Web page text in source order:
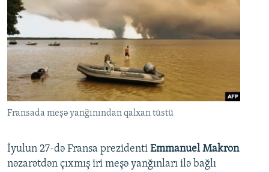
Fransada meşə yanğınından qalxan tüstü
İyulun 27-də Fransa prezidenti Emmanuel Makron
nəzarətdən çıxmış iri meşə yanğınları ilə bağlı